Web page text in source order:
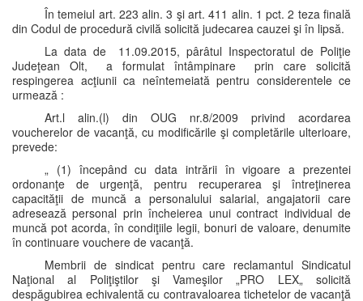
În temeiul art. 223 alin. 3 şi art. 411 alin. 1 pct. 2 teza finală
din Codul de procedură civilă solicită judecarea cauzei şi în lipsă.
La data de 11.09.2015, pârâtul Inspectoratul de Poliţie
Judeţean Olt, a formulat întâmpinare prin care solicită
respingerea acţiunii ca neîntemeiată pentru considerentele ce
urmează :
Art.l alin.(l) din OUG nr.8/2009 privind acordarea
voucherelor de vacanţă, cu modificările şi completările ulterioare,
prevede:
„ (1) începând cu data intrării în vigoare a prezentei
ordonanţe de urgenţă, pentru recuperarea şi întreţinerea
capacităţii de muncă a personalului salarial, angajatorii care
adresează personal prin încheierea unui contract individual de
muncă pot acorda, în condiţiile legii, bonuri de valoare, denumite
în continuare vouchere de vacanţă.
Membrii de sindicat pentru care reclamantul Sindicatul
Naţional al Poliţiştilor şi Vameşilor „PRO LEX„ solicită
despăgubirea echivalentă cu contravaloarea tichetelor de vacanţă